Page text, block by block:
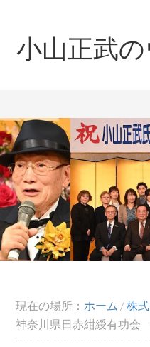
小山正武
現在の場所： ホーム /株
神奈川県日赤紺綬有功会